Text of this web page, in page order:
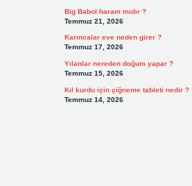
Big Babol haram mıdır ?
Temmuz 21, 2026
Karıncalar eve neden girer ?
Temmuz 17, 2026
Yılanlar nereden doğum yapar ?
Temmuz 15, 2026
Kıl kurdu için çiğneme tableti nedir ?
Temmuz 14, 2026